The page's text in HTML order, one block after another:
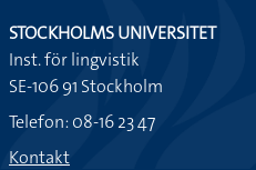
STOCKHOLMS UNIVERSITET
Inst. för lingvistik
SE-106 91 Stockholm
Telefon: 08-16 23 47
Kontakt